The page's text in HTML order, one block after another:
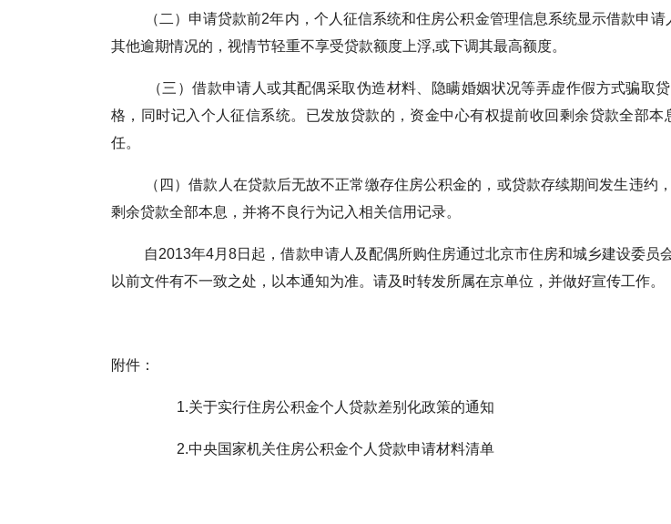
（二）申请贷款前2年内，个人征信系统和住房公积金管理信息系统显示借款申请
其他逾期情况的，视情节轻重不享受贷款额度上浮,或下调其最高额度。
（三）借款申请人或其配偶采取伪造材料、隐瞒婚姻状况等弄虚作假方式骗取贷
格，同时记入个人征信系统。已发放贷款的，资金中心有权提前收回剩余贷款全部
任。
（四）借款人在贷款后无故不正常缴存住房公积金的，或贷款存续期间发生违约
剩余贷款全部本息，并将不良行为记入相关信用记录。
自2013年4月8日起，借款申请人及配偶所购住房通过北京市住房和城乡建设委员
以前文件有不一致之处，以本通知为准。请及时转发所属在京单位，并做好宣传工作。
附件：
1.关于实行住房公积金个人贷款差别化政策的通知
2.中央国家机关住房公积金个人贷款申请材料清单